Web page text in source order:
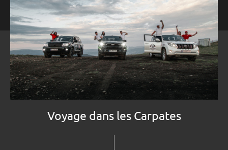
Voyage dans les Carpates